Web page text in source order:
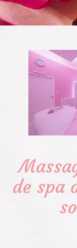
de spa